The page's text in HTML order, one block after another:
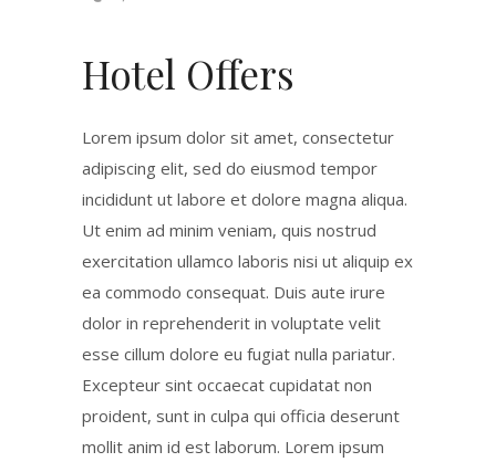
Hotel Offers
Lorem ipsum dolor sit amet, consectetur
adipiscing elit, sed do eiusmod tempor
incididunt ut labore et dolore magna aliqua.
Ut enim ad minim veniam, quis nostrud
exercitation ullamco laboris nisi ut aliquip ex
ea commodo consequat. Duis aute irure
dolor in reprehenderit in voluptate velit
esse cillum dolore eu fugiat nulla pariatur.
Excepteur sint occaecat cupidatat non
proident, sunt in culpa qui officia deserunt
mollit anim id est laborum. Lorem ipsum